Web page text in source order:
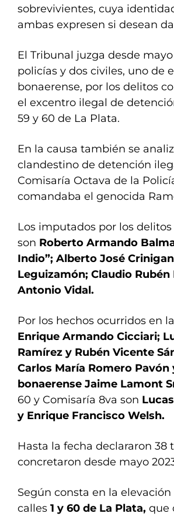
sobrevivientes, cuya
ambas expresen si desean
El Tribunal juzga desde
policías y dos civiles, uno de
bonaerense, por los delitos
el excentro ilegal de
59 y 60 de La Plata.
En la causa también se
clandestino de detención
Comisaría Octava de la
comandaba el genocida
Los imputados por los
son Roberto Armando
Indio”; Alberto José
Leguizamón; Claudio
Antonio Vidal.
Por los hechos ocurridos en
Enrique Armando Cicciari;
Ramírez y Rubén Vicente
Carlos María Romero
bonaerense Jaime Lamont
60 y Comisaría 8va son
y Enrique Francisco Welsh.
Hasta la fecha declararon 38
concretaron desde mayo
Según consta en la
calles 1 y 60 de La Plata, que